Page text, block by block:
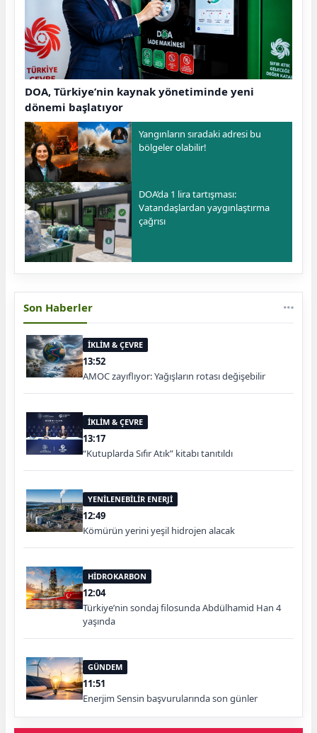
DOA, Türkiye’nin kaynak yönetiminde yeni
dönemi başlatıyor
Yangınların sıradaki adresi bu
bölgeler olabilir!
DOA’da 1 lira tartışması:
Vatandaşlardan yaygınlaştırma
çağrısı
Son Haberler
İKLİM & ÇEVRE
13:52
AMOC zayıflıyor: Yağışların rotası değişebilir
İKLİM & ÇEVRE
13:17
“Kutuplarda Sıfır Atık” kitabı tanıtıldı
YENİLENEBİLİR ENERJİ
12:49
Kömürün yerini yeşil hidrojen alacak
HİDROKARBON
12:04
Türkiye’nin sondaj filosunda Abdülhamid Han 4
yaşında
GÜNDEM
11:51
Enerjim Sensin başvurularında son günler